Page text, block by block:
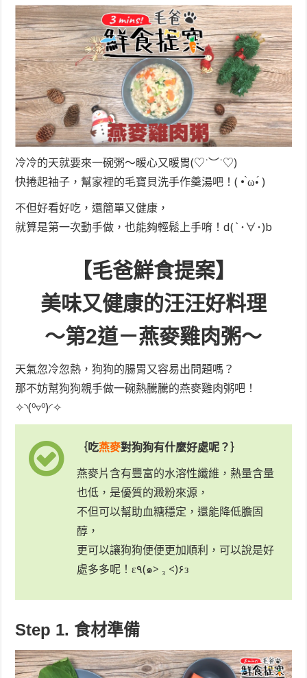
冷冷的天就要來一碗粥～暖心又暖胃(♡˙︶˙♡)
快捲起袖子，幫家裡的毛寶貝洗手作羹湯吧！( • ̀ω•́ )
不但好看好吃，還簡單又健康，
就算是第一次動手做，也能夠輕鬆上手唷！d(`･∀･)b
【毛爸鮮食提案】
美味又健康的汪汪好料理
～第2道－燕麥雞肉粥～
天氣忽冷忽熱，狗狗的腸胃又容易出問題嗎？
那不妨幫狗狗親手做一碗熱騰騰的燕麥雞肉粥吧！
✧◝(⁰▿⁰)◜✧
｛吃燕麥對狗狗有什麼好處呢？｝
燕麥片含有豐富的水溶性纖維，熱量含量
也低，是優質的澱粉來源，
不但可以幫助血糖穩定，還能降低膽固
醇，
更可以讓狗狗便便更加順利，可以說是好
處多多呢！ε٩(๑> ₃ <)۶з
Step 1. 食材準備